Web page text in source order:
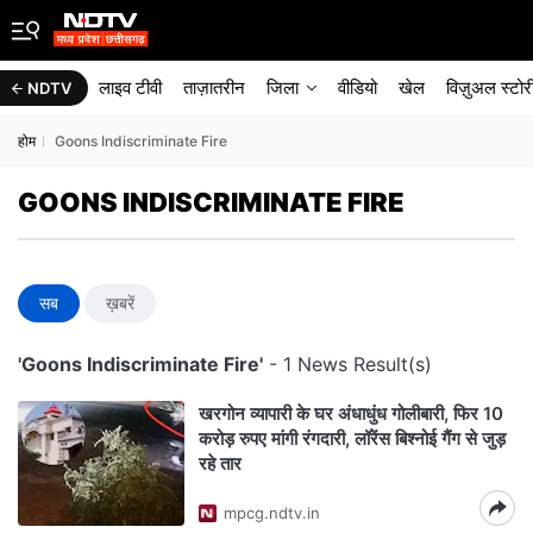
NDTV लाइव टीवी ताज़ातरीन जिला वीडियो खेल विज़ुअल
होम Goons Indiscriminate Fire
GOONS INDISCRIMINATE FIRE
सब ख़बरें
'Goons Indiscriminate Fire' - 1 News Result(s)
खरगोन व्यापारी के घर अंधाधुंध गोलीबारी, फिर 10
करोड़ रुपए मांगी रंगदारी, लॉरेंस बिश्नोई गैंग से जुड़
रहे तार
mpcg.ndtv.in